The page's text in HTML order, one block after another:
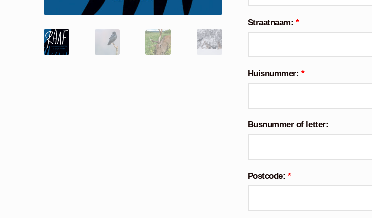
Straatnaam: *
Huisnummer: *
Busnummer of letter:
Postcode: *